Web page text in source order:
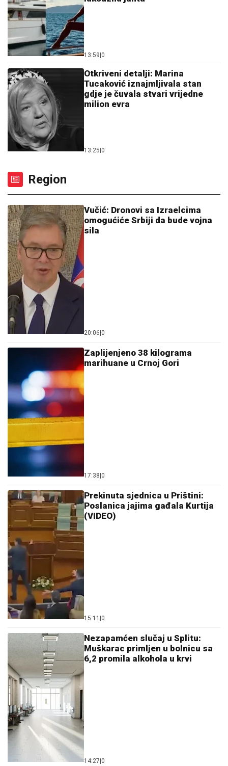
13:59 0
Otkriveni detalji: Marina
Tucaković iznajmljivala stan
gdje je čuvala stvari vrijedne
milion evra
13:25 0
Region
Vučić: Dronovi sa Izraelcima
omogućiće Srbiji da bude vojna
sila
20:06 0
Zaplijenjeno 38 kilograma
marihuane u Crnoj Gori
17:38 0
Prekinuta sjednica u Prištini:
Poslanica jajima gađala Kurtija
(VIDEO)
15:11 0
Nezapamćen slučaj u Splitu:
Muškarac primljen u bolnicu sa
6,2 promila alkohola u krvi
14:27 0